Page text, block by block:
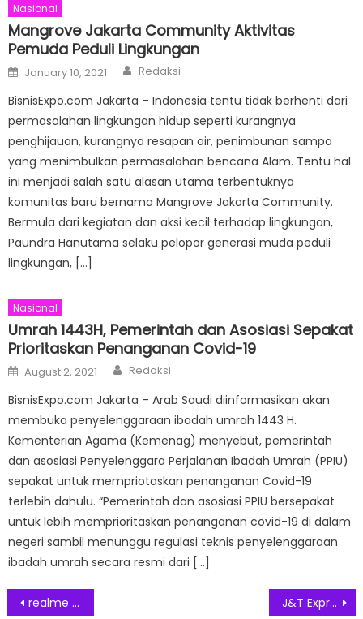
Nasional
Mangrove Jakarta Community Aktivitas
Pemuda Peduli Lingkungan
Posted
on
January 10, 2021 Author
Redaksi
BisnisExpo.com Jakarta – Indonesia tentu tidak berhenti dari
permasalahan lingkungan hidup seperti kurangnya
penghijauan, kurangnya resapan air, penimbunan sampa
yang menimbulkan permasalahan bencana Alam. Tentu hal
ini menjadi salah satu alasan utama terbentuknya
komunitas baru bernama Mangrove Jakarta Community.
Bermula dari kegiatan dan aksi kecil terhadap lingkungan,
Paundra Hanutama selaku pelopor generasi muda peduli
lingkungan, […]
Nasional
Umrah 1443H, Pemerintah dan Asosiasi Sepakat
Prioritaskan Penanganan Covid-19
Posted
on
August 2, 2021 Author
Redaksi
BisnisExpo.com Jakarta – Arab Saudi diinformasikan akan
membuka penyelenggaraan ibadah umrah 1443 H.
Kementerian Agama (Kemenag) menyebut, pemerintah
dan asosiasi Penyelenggara Perjalanan Ibadah Umrah (PPIU)
sepakat untuk mempriotaskan penanganan Covid-19
terlebih dahulu. “Pemerintah dan asosiasi PPIU bersepakat
untuk lebih memprioritaskan penanganan covid-19 di dalam
negeri sambil menunggu regulasi teknis penyelenggaraan
ibadah umrah secara resmi dari […]
Post
realme C85 Series Raih Rekor Dunia Guiness World Records J&T Express Catat Rekor Pengiriman Global Selama Kampanye 11.11, Indonesia Meningkat 70℅ YoY